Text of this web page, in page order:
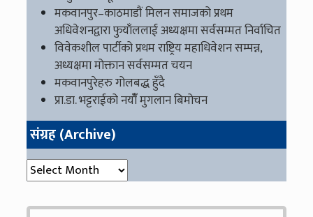
मकवानपुर–काठमाडौं मिलन समाजको प्रथम
अधिवेशनद्वारा फुयाँललाई अध्यक्षमा सर्वसम्मत निर्वाचित
विवेकशील पार्टीको प्रथम राष्ट्रिय महाधिवेशन सम्पन्न,
अध्यक्षमा मोक्तान सर्वसम्मत चयन
मकवानपुरेहरु गोलबद्ध हुँदै
प्रा.डा. भट्टराईको नयाँँ मुगलान बिमोचन
संग्रह (Archive)
संग्रह (Archive)